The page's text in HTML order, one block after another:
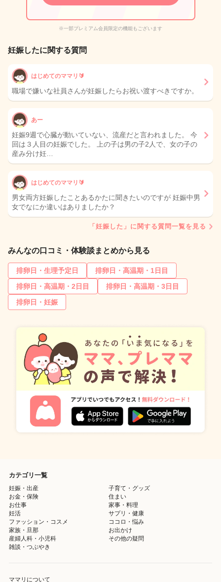
※一部プレミアム会員限定の機能もございます
妊娠したに関する質問
はじめてのママリ🔰
職場で嫌いな社員さんが妊娠したらお祝い渡すべきですか。
あー
妊娠9週で心臓が動いていない、流産だと言われました。 今
回は３人目の妊娠でした。 上の子は男の子2人で、女の子の
産み分け妊…
はじめてのママリ🔰
男女両方妊娠したことあるかたに聞きたいのですが 妊娠中男
女でなにか違いはありましたか？
「妊娠した」に関する質問一覧を見る
みんなの口コミ・体験談まとめから見る
排卵日・生理予定日
排卵日・高温期・1日目
排卵日・高温期・2日目
排卵日・高温期・3日目
排卵日・妊娠
カテゴリ一覧
妊娠・出産
子育て・グッズ
お金・保険
住まい
お仕事
家事・料理
妊活
サプリ・健康
ファッション・コスメ
ココロ・悩み
家族・旦那
お出かけ
産婦人科・小児科
その他の疑問
雑談・つぶやき
ママリについて